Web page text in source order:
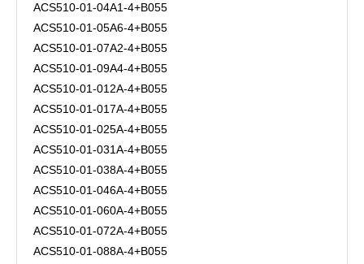
ACS510-01-04A1-4+B055
ACS510-01-05A6-4+B055
ACS510-01-07A2-4+B055
ACS510-01-09A4-4+B055
ACS510-01-012A-4+B055
ACS510-01-017A-4+B055
ACS510-01-025A-4+B055
ACS510-01-031A-4+B055
ACS510-01-038A-4+B055
ACS510-01-046A-4+B055
ACS510-01-060A-4+B055
ACS510-01-072A-4+B055
ACS510-01-088A-4+B055